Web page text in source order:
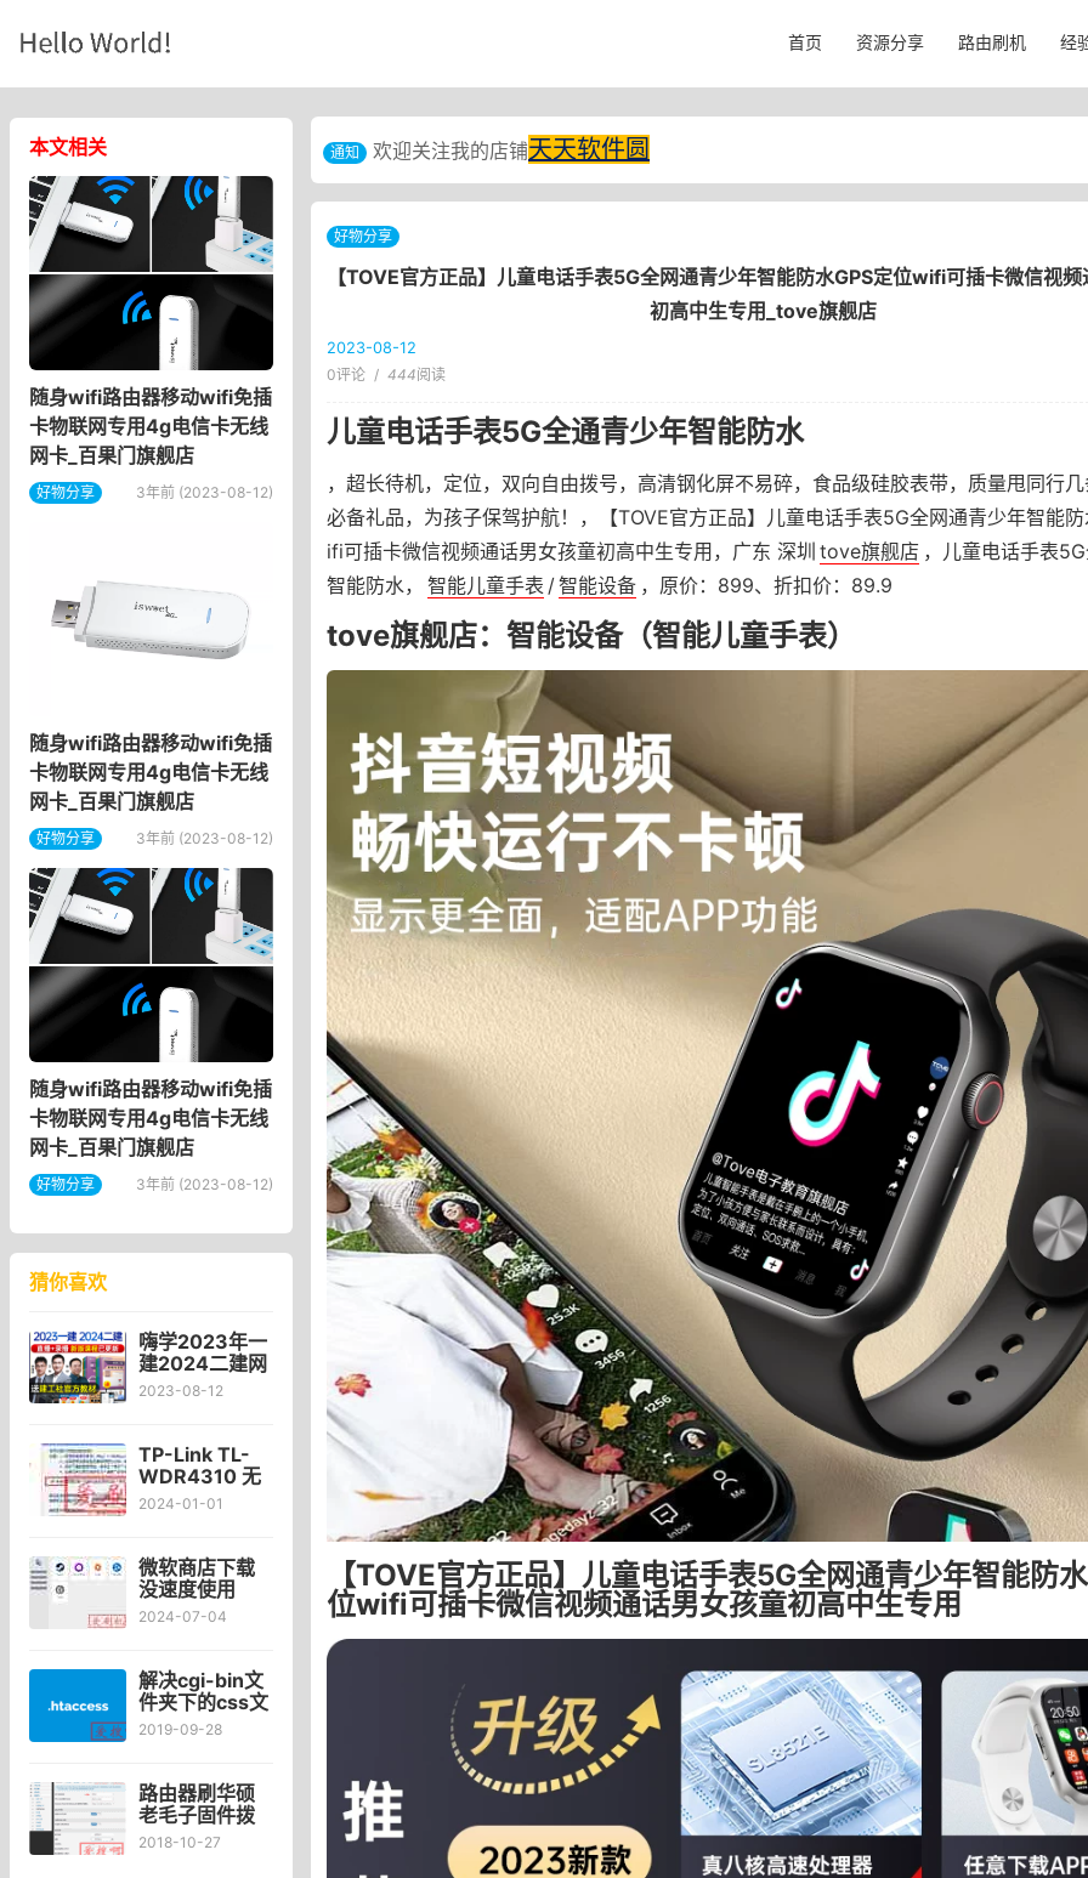
首页 资源分享 路由刷机 经
本文相关
随身wifi路由器移动wifi免插
卡物联网专用4g电信卡无线
网卡_百果门旗舰店
好物分享 3年前 (2023-08-12)
随身wifi路由器移动wifi免插
卡物联网专用4g电信卡无线
网卡_百果门旗舰店
好物分享 3年前 (2023-08-12)
随身wifi路由器移动wifi免插
卡物联网专用4g电信卡无线
网卡_百果门旗舰店
好物分享 3年前 (2023-08-12)
猜你喜欢
嗨学2023年一
建2024二建网
络课程陈印一
清弘教育专营
店
2023-08-12
TP-Link TL-
WDR4310 无
线路由器限速
2024-01-01
微软商店下载
没速度使用
Watt Toolkit官
2024-07-04
解决cgi-bin文
件夹下的css文
件无法生效，
么设置
2019-09-28
路由器刷华硕
老毛子固件拨
号失败掉线的
2018-10-27
通知 欢迎关注我的店铺天天软件圆
好物分享
【TOVE官方正品】儿童电话手表5G全网通青少年智能防水GPS定位wifi可插卡微信视
初高中生专用_tove旗舰店
2023-08-12
0评论 / 444阅读
儿童电话手表5G全通青少年智能防水
，超长待机，定位，双向自由拨号，高清钢化屏不易碎，食品级硅胶表带，质量甩同行
必备礼品，为孩子保驾护航！，【TOVE官方正品】儿童电话手表5G全网通青少年智能
ifi可插卡微信视频通话男女孩童初高中生专用，广东 深圳 tove旗舰店 ，儿童电话手表
智能防水，
智能儿童手表 /智能设备 ，原价：899、折扣价：89.9
tove旗舰店：智能设备（智能儿童手表）
【TOVE官方正品】儿童电话手表5G全网通青少年智能防
位wifi可插卡微信视频通话男女孩童初高中生专用